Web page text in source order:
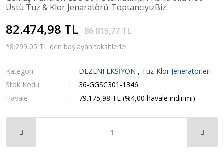
Üstü Tuz & Klor Jenaratörü-ToptancıyızBiz
82.474,98 TL 86.815,77 TL
*8.299,05 TL den başlayan taksitlerle!
Kategori DEZENFEKSİYON , Tuz-Klor Jeneratörleri
Stok Kodu
36-GGSC301-1346
Havale
79.175,98 TL (%4,00 havale indirimi)